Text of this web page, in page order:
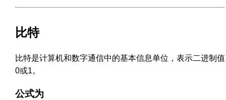
比特
比特是计算机和数字通信中的基本信息单位，表示二进制值
0或1。
公式为